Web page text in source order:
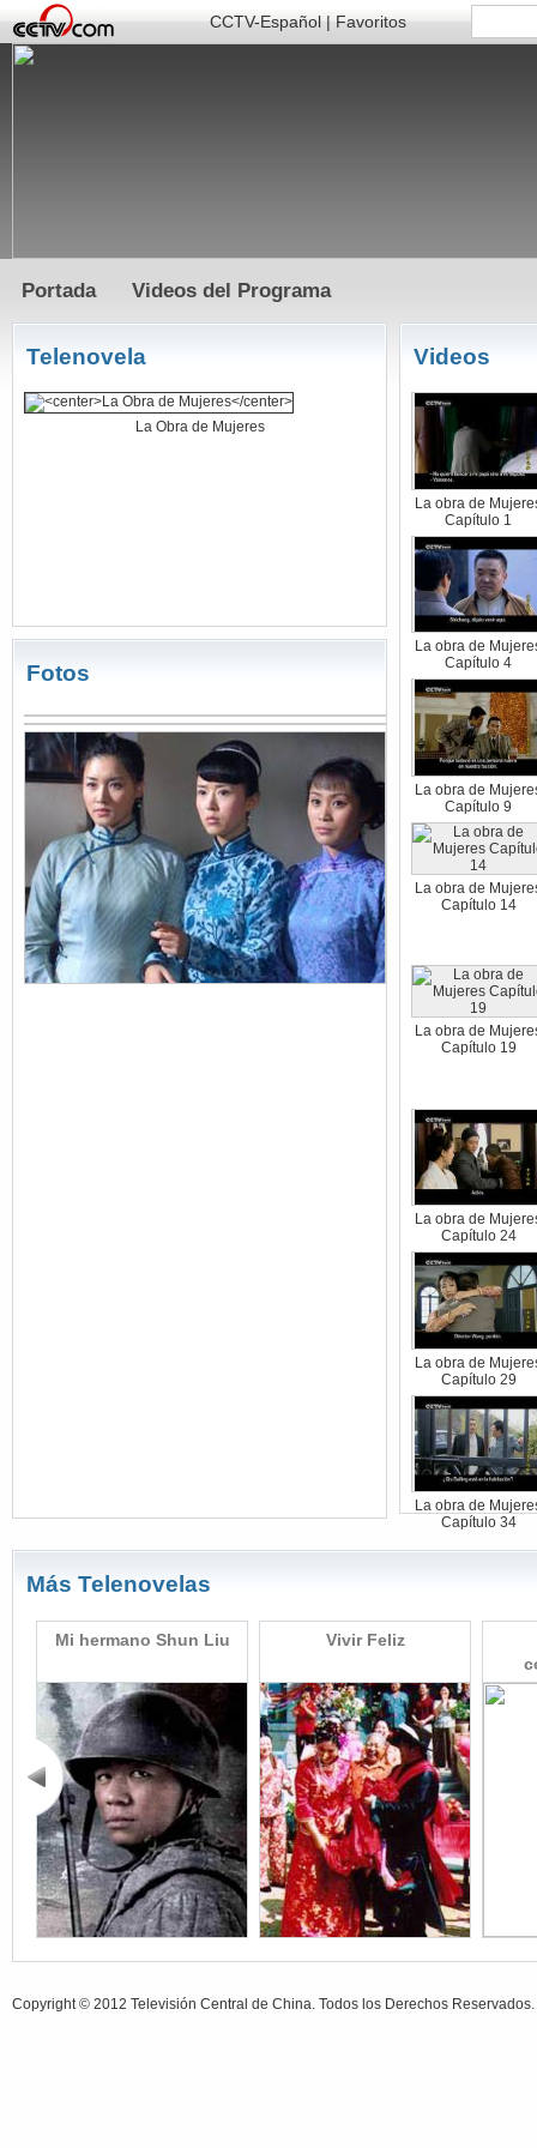
CCTV-Español|Favoritos
Portada Videos del Programa
Telenovela
La Obra de Mujeres
Fotos
Videos
La obra de
Capítulo 1
La obra de
Capítulo 4
La obra de
Capítulo 9
La obra de
Capítulo 14
La obra de
Capítulo 19
La obra de
Capítulo 24
La obra de
Capítulo 29
La obra de
Capítulo 34
Más Telenovelas
Mi hermano Shun Liu
Vivir Feliz
Copyright © 2012 Televisión Central de China. Todos los Derechos Reservados.